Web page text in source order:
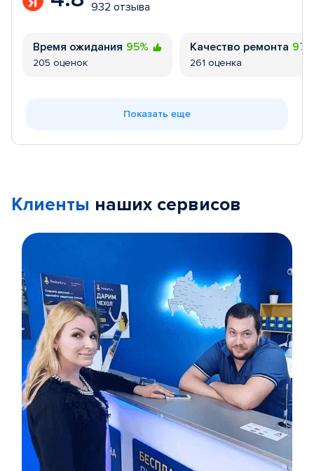
932 отзыва
Время ожидания 95%
205 оценок
Качество ремонта
261 оценка
Показать еще
Клиенты наших сервисов